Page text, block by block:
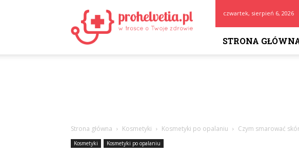
czwartek, sierpień 6, 2026
STRONA
Strona główna Kosmetyki Kosmetyki po opalaniu Czym smarować
Kosmetyki Kosmetyki po opalaniu